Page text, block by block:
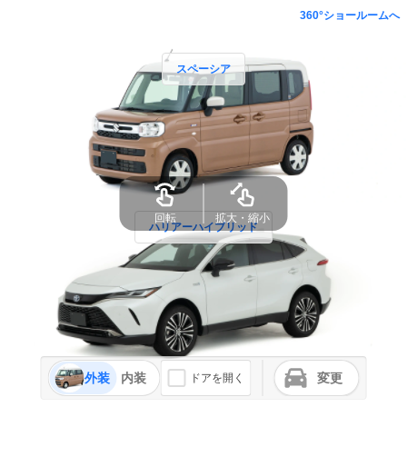
360°ショールームへ
スペーシア
ハリアーハイブリッド
外装 内装 ドアを開く 変更
回転 拡大・縮小